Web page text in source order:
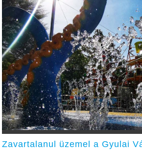
Zavartalanul üzemel a Gyulai